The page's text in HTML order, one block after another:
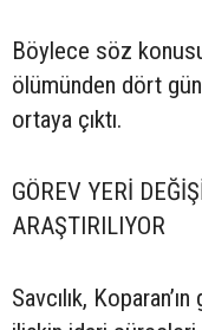
Böylece söz
ölümünden dört gün
ortaya çıktı.
GÖREV YERİ
ARAŞTIRILIYOR
Savcılık,